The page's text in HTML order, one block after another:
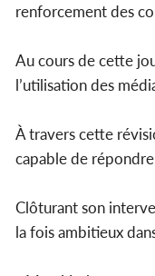
renforcement des
Au cours de cette
l’utilisation des
À travers cette
capable de
Clôturant son
la fois ambitieux